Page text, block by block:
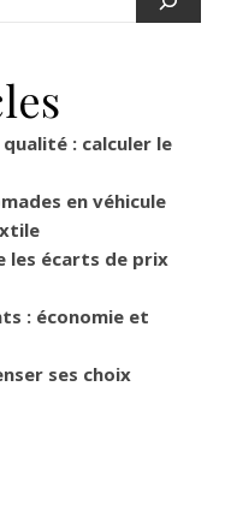
: calculer le
en véhicule
les écarts de prix
: économie et
ses choix